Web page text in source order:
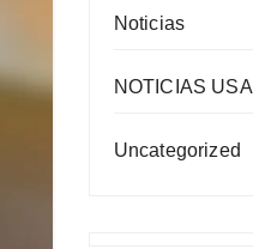
Noticias
NOTICIAS USA
Uncategorized